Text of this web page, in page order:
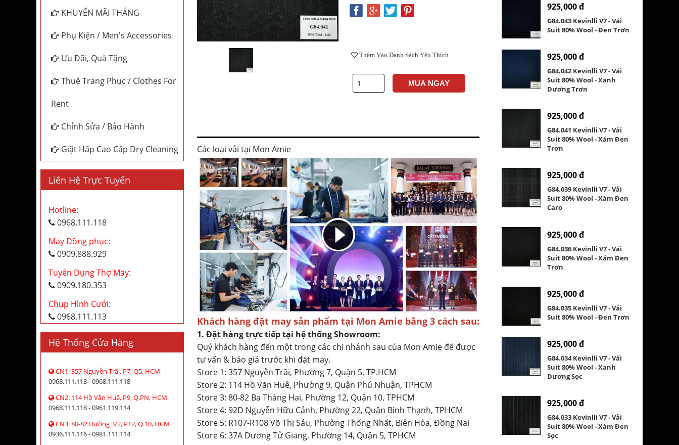
KHUYẾN MÃI THÁNG
Phụ Kiện / Men's Accessories
Ưu Đãi, Quà Tặng
Thuê Trang Phục / Clothes For
Rent
Chỉnh Sửa / Bảo Hành
Giặt Hấp Cao Cấp Dry Cleaning
Liên Hệ Trực Tuyến
Hotline:
0968.111.118
May Đồng phục:
0909.888.929
Tuyển Dụng Thợ May:
0909.180.353
Chụp Hình Cưới:
0968.111.113
Hệ Thống Cửa Hàng
CN1: 357 Nguyễn Trãi, P7, Q5, HCM
0968.111.113 - 0968.111.118
CN2: 114 Hồ Văn Huê, P9, Q.PN, HCM
0968.111.118 - 0961.119.114
CN3: 80-82 Đường 3/2, P12, Q.10, HCM
0936.111.116 - 0981.111.114
Thêm Vào Danh Sách Yêu Thích
MUA NGAY
Các loại vải tại Mon Amie
Khách hàng đặt may sản phẩm tại Mon Amie bằng 3 cách sau:
1. Đặt hàng trực tiếp tại hệ thống Showroom:
Quý khách hàng đến một trong các chi nhánh sau của Mon Amie để được
tư vấn & báo giá trước khi đặt may.
Store 1: 357 Nguyễn Trãi, Phường 7, Quận 5, TP.HCM
Store 2: 114 Hồ Văn Huê, Phường 9, Quận Phú Nhuận, TPHCM
Store 3: 80-82 Ba Tháng Hai, Phường 12, Quận 10, TPHCM
Store 4: 92D Nguyễn Hữu Cảnh, Phường 22, Quận Bình Thạnh, TPHCM
Store 5: R107-R108 Võ Thị Sáu, Phường Thống Nhất, Biên Hòa, Đồng Nai
Store 6: 37A Dương Tử Giang, Phường 14, Quận 5, TPHCM
925,000 đ
G84.043 Kevinlli V7 - Vải
Suit 80% Wool - Đen Trơn
925,000 đ
G84.042 Kevinlli V7 - Vải
Suit 80% Wool - Xanh
Dương Trơn
925,000 đ
G84.041 Kevinlli V7 - Vải
Suit 80% Wool - Xám Đen
Trơn
925,000 đ
G84.039 Kevinlli V7 - Vải
Suit 80% Wool - Xám Đen
Caro
925,000 đ
G84.036 Kevinlli V7 - Vải
Suit 80% Wool - Xám Đen
Trơn
925,000 đ
G84.035 Kevinlli V7 - Vải
Suit 80% Wool - Đen Trơn
925,000 đ
G84.034 Kevinlli V7 - Vải
Suit 80% Wool - Xanh
Dương Sọc
925,000 đ
G84.033 Kevinlli V7 - Vải
Suit 80% Wool - Xám Đen
Sọc